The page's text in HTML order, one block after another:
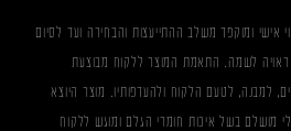
אישי ומוקפד משלב ההתייעצות והבחירה ועד לסיום
ראויה לשמה. התאמת המוצר ללקוח מבוצעת
למבנה, לטעם הלקוח ולהעדפותיו. מוצר היוצא
מושלם בשל איכות חומרי הגלם ומוגש ללקוח